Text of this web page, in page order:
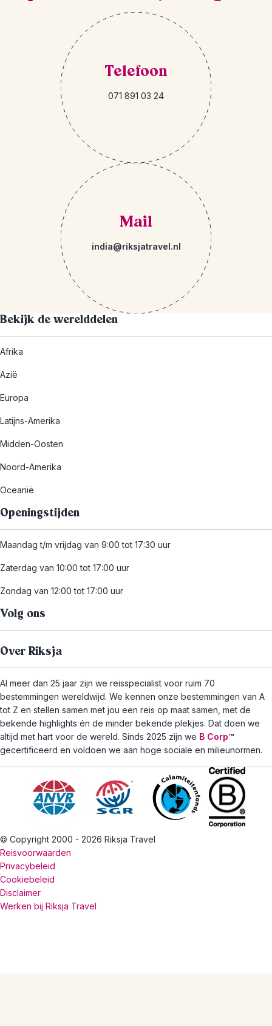
Telefoon
071 891 03 24
Mail
india@riksjatravel.nl
Bekijk de werelddelen
Afrika
Azië
Europa
Latijns-Amerika
Midden-Oosten
Noord-Amerika
Oceanië
Openingstijden
Maandag t/m vrijdag van 9:00 tot 17:30 uur
Zaterdag van 10:00 tot 17:00 uur
Zondag van 12:00 tot 17:00 uur
Volg ons
Over Riksja
Al meer dan 25 jaar zijn we reisspecialist voor ruim 70
bestemmingen wereldwijd. We kennen onze bestemmingen van A
tot Z en stellen samen met jou een reis op maat samen, met de
bekende highlights én de minder bekende plekjes. Dat doen we
altijd met hart voor de wereld. Sinds 2025 zijn we B Corp™
gecertificeerd en voldoen we aan hoge sociale en milieunormen.
© Copyright 2000 - 2026 Riksja Travel
Reisvoorwaarden
Privacybeleid
Cookiebeleid
Disclaimer
Werken bij Riksja Travel